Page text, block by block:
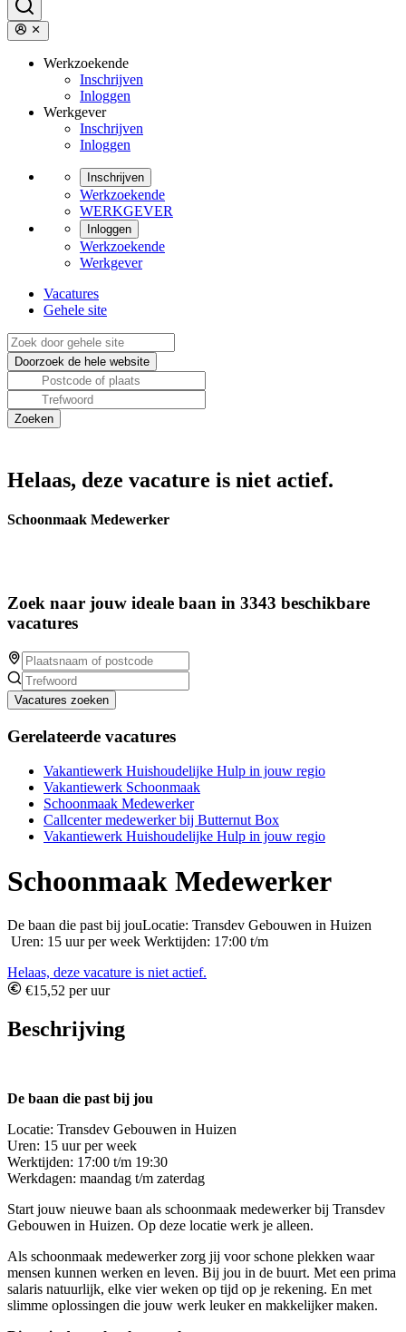
Werkzoekende
Inschrijven
Inloggen
Werkgever
Inschrijven
Inloggen
Inschrijven
Werkzoekende
WERKGEVER
Inloggen
Werkzoekende
Werkgever
Vacatures
Gehele site
Helaas, deze vacature is niet actief.
Schoonmaak Medewerker
Zoek naar jouw ideale baan in 3343 beschikbare
vacatures
Vacatures zoeken
Gerelateerde vacatures
Vakantiewerk Huishoudelijke Hulp in jouw regio
Vakantiewerk Schoonmaak
Schoonmaak Medewerker
Callcenter medewerker bij Butternut Box
Vakantiewerk Huishoudelijke Hulp in jouw regio
Schoonmaak Medewerker
De baan die past bij jouLocatie: Transdev Gebouwen in Huizen
Uren: 15 uur per week Werktijden: 17:00 t/m
Helaas, deze vacature is niet actief.
€15,52 per uur
Beschrijving
De baan die past bij jou
Locatie: Transdev Gebouwen in Huizen
Uren: 15 uur per week
Werktijden: 17:00 t/m 19:30
Werkdagen: maandag t/m zaterdag
Start jouw nieuwe baan als schoonmaak medewerker bij Transdev
Gebouwen in Huizen. Op deze locatie werk je alleen.
Als schoonmaak medewerker zorg jij voor schone plekken waar
mensen kunnen werken en leven. Bij jou in de buurt. Met een prima
salaris natuurlijk, elke vier weken op tijd op je rekening. En met
slimme oplossingen die jouw werk leuker en makkelijker maken.